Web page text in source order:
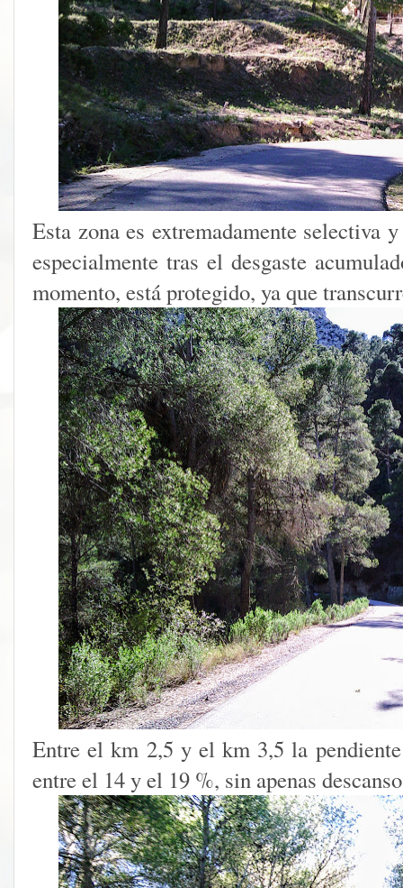
Esta zona es extremadamente selectiva
especialmente tras el desgaste
momento, está protegido, ya que
Entre el km 2,5 y el km 3,5 la
entre el 14 y el 19 %, sin apenas